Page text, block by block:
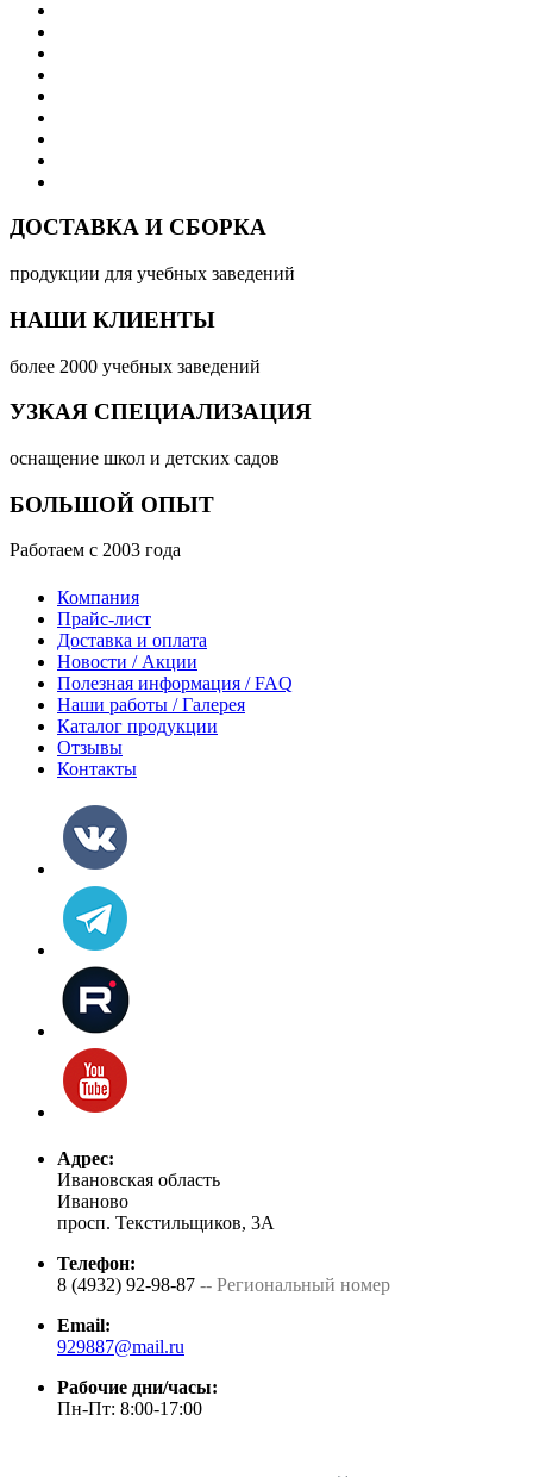
ДОСТАВКА И СБОРКА
продукции для учебных заведений
НАШИ КЛИЕНТЫ
более 2000 учебных заведений
УЗКАЯ СПЕЦИАЛИЗАЦИЯ
оснащение школ и детских садов
БОЛЬШОЙ ОПЫТ
Работаем с 2003 года
Компания
Прайс-лист
Доставка и оплата
Новости / Акции
Полезная информация / FAQ
Наши работы / Галерея
Каталог продукции
Отзывы
Контакты
Адрес:
Ивановская область
Иваново
просп. Текстильщиков, 3А
Телефон:
8 (4932) 92-98-87 -- Региональный номер
Email:
929887@mail.ru
Рабочие дни/часы:
Пн-Пт: 8:00-17:00